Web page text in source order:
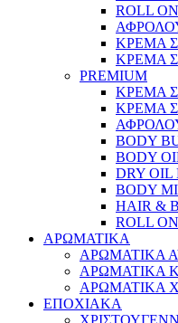
ROLL ON
ΚΡΕΜΑ
ΚΡΕΜΑ
PREMIUM
ΚΡΕΜΑ
ΚΡΕΜΑ
BODY
BODY
DRY
BODY
HAIR &
ROLL ON
ΑΡΩΜΑΤΙΚΑ
ΑΡΩΜΑΤΙΚΑ
ΑΡΩΜΑΤΙΚΑ
ΑΡΩΜΑΤΙΚΑ
ΕΠΟΧΙΑΚΑ